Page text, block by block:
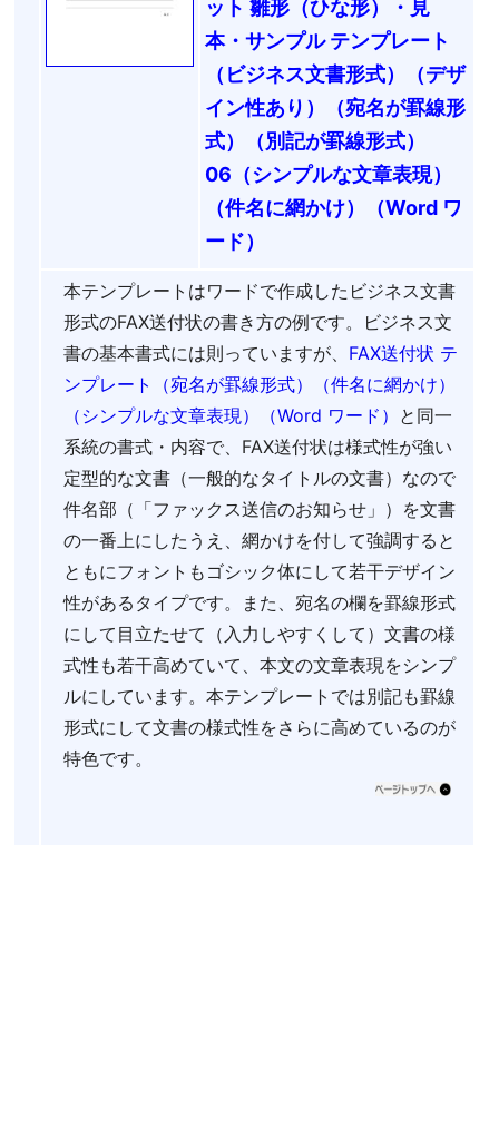
ット 雛形（ひな形）・見
本・サンプル テンプレート
（ビジネス文書形式）（デザ
イン性あり）（宛名が罫線形
式）（別記が罫線形式）
06（シンプルな文章表現）
（件名に網かけ）（Word ワ
ード）
本テンプレートはワードで作成したビジネス文書
形式のFAX送付状の書き方の例です。ビジネス文
書の基本書式には則っていますが、 FAX送付状 テ
ンプレート（宛名が罫線形式）（件名に網かけ）
（シンプルな文章表現）（Word ワード） と同一
系統の書式・内容で、FAX送付状は様式性が強い
定型的な文書（一般的なタイトルの文書）なので
件名部（「ファックス送信のお知らせ」）を文書
の一番上にしたうえ、網かけを付して強調すると
ともにフォントもゴシック体にして若干デザイン
性があるタイプです。また、宛名の欄を罫線形式
にして目立たせて（入力しやすくして）文書の様
式性も若干高めていて、本文の文章表現をシンプ
ルにしています。本テンプレートでは別記も罫線
形式にして文書の様式性をさらに高めているのが
特色です。